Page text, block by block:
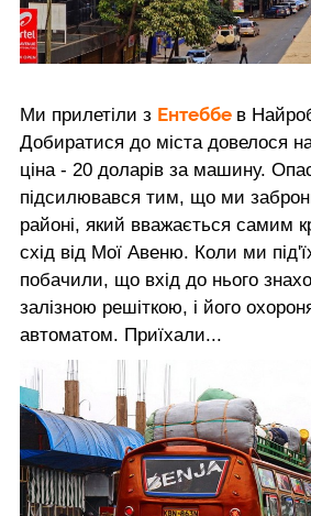
Ми прилетіли з Ентеббе в
Добиратися до міста довелося на
ціна - 20 доларів за машину.
підсилювався тим, що ми
районі, який вважається самим
схід від Мої Авеню. Коли ми
побачили, що вхід до нього
залізною решіткою, і його
автоматом. Приїхали...